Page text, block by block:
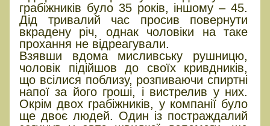
грабіжників було 35 років, іншому – 45.
Дід тривалий час просив повернути
вкрадену річ, однак чоловіки на таке
прохання не відреагували.
Взявши вдома мисливську рушницю,
чоловік підійшов до своїх кривдників,
що всілися поблизу, розпиваючи спиртні
напої за його гроші, і вистрелив у них.
Окрім двох грабіжників, у компанії було
ще двоє людей. Один із постраждалий